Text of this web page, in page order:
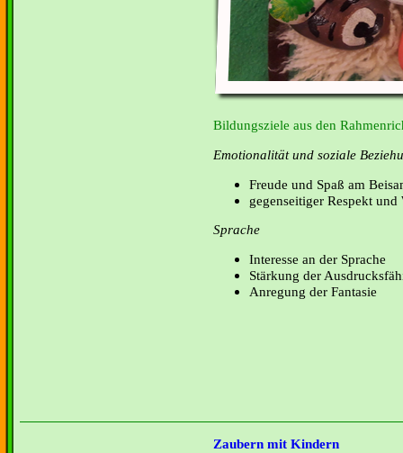
Bildungsziele aus den
Emotionalität und soziale
Freude und Spaß am
gegenseitiger Respekt und
Sprache
Interesse an der Sprache
Stärkung der
Anregung der Fantasie
Zaubern mit Kindern